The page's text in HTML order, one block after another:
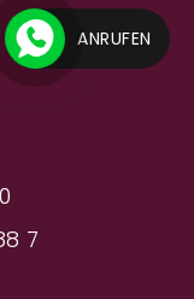
7
ANRUFEN